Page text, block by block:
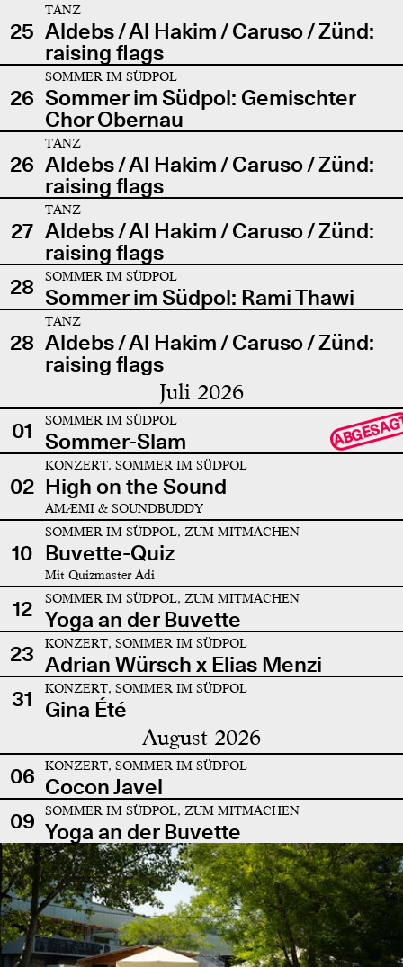
25
TANZ
Aldebs / Al Hakim / Caruso / Zünd:
raising flags
26
SOMMER IM SÜDPOL
Sommer im Südpol: Gemischter
Chor Obernau
26
TANZ
Aldebs / Al Hakim / Caruso / Zünd:
raising flags
27
TANZ
Aldebs / Al Hakim / Caruso / Zünd:
raising flags
28
SOMMER IM SÜDPOL
Sommer im Südpol: Rami Thawi
28
TANZ
Aldebs / Al Hakim / Caruso / Zünd:
raising flags
Juli 2026
01 SOMMER IM SÜDPOL
Sommer-Slam
02
KONZERT, SOMMER IM SÜDPOL
High on the Sound
AMÆMI & SOUNDBUDDY
10
SOMMER IM SÜDPOL, ZUM MITMACHEN
Buvette-Quiz
Mit Quizmaster Adi
12 SOMMER IM SÜDPOL, ZUM MITMACHEN
Yoga an der Buvette
23
KONZERT, SOMMER IM SÜDPOL
Adrian Würsch x Elias Menzi
31
KONZERT, SOMMER IM SÜDPOL
Gina Été
August 2026
06 KONZERT, SOMMER IM SÜDPOL
Cocon Javel
09
SOMMER IM SÜDPOL, ZUM MITMACHEN
Yoga an der Buvette